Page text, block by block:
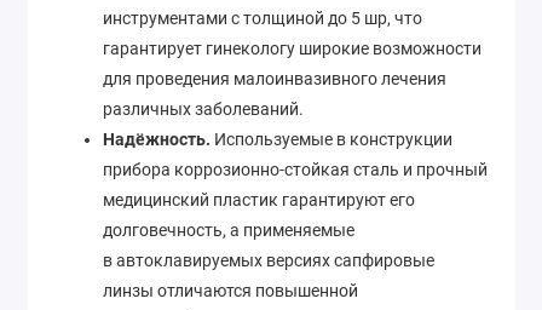
инструментами с толщиной до 5 шр, что
гарантирует гинекологу широкие возможности
для проведения малоинвазивного лечения
различных заболеваний.
Надёжность. Используемые в конструкции
прибора коррозионно-стойкая сталь и прочный
медицинский пластик гарантируют его
долговечность, а применяемые
в автоклавируемых версиях сапфировые
линзы отличаются повышенной